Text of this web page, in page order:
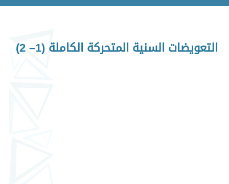
التعويضات السنية المتحركة الكاملة (1– 2)